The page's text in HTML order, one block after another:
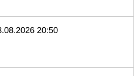
20:50